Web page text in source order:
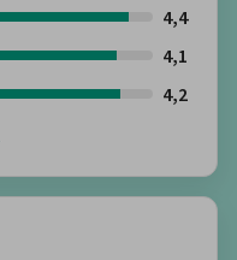
4,4
4,1
4,2